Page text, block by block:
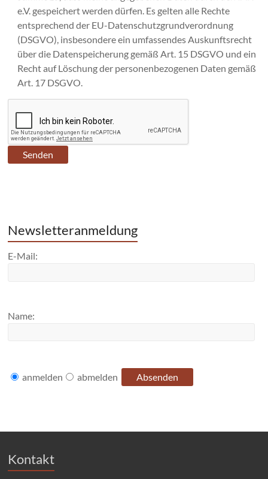
e.V. gespeichert werden dürfen. Es gelten alle Rechte
entsprechend der EU-Datenschutzgrundverordnung
(DSGVO), insbesondere ein umfassendes Auskunftsrecht
über die Datenspeicherung gemäß Art. 15 DSGVO und ein
Recht auf Löschung der personenbezogenen Daten gemäß
Art. 17 DSGVO.
Newsletteranmeldung
E-Mail:
Name:
anmelden abmelden
Kontakt